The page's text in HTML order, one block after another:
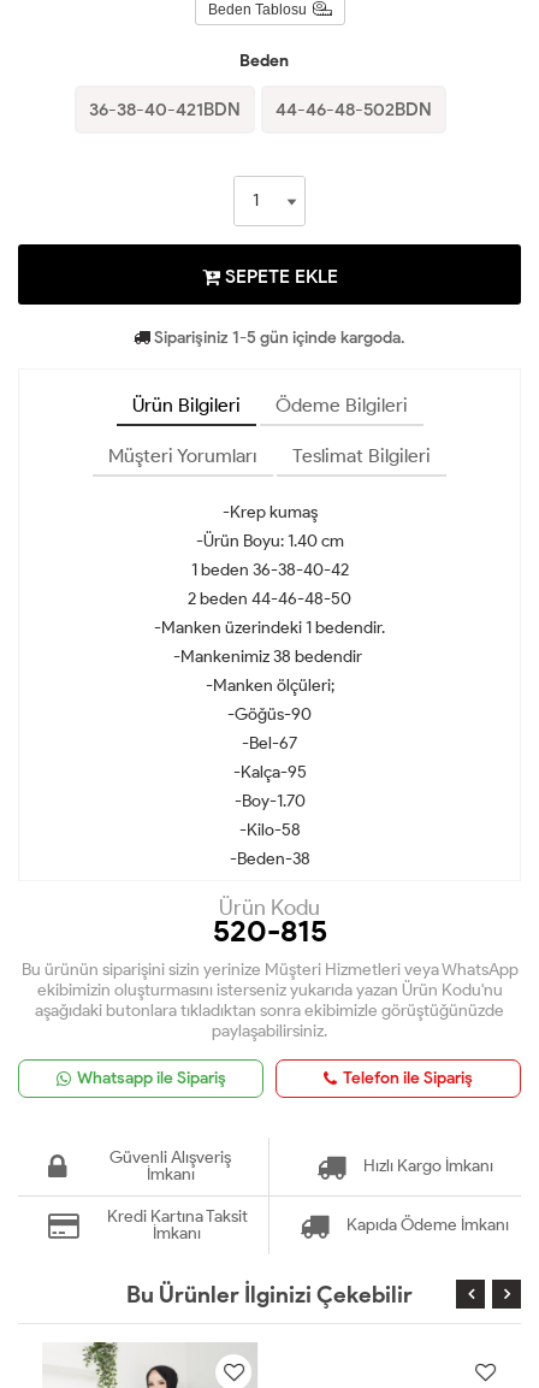
Beden Tablosu
Beden
36-38-40-421BDN 44-46-48-502BDN
SEPETE EKLE
Siparişiniz 1-5 gün içinde kargoda.
Ürün Bilgileri Ödeme Bilgileri
Müşteri Yorumları Teslimat Bilgileri
-Krep kumaş
-Ürün Boyu: 1.40 cm
1 beden 36-38-40-42
2 beden 44-46-48-50
-Manken üzerindeki 1 bedendir.
-Mankenimiz 38 bedendir
-Manken ölçüleri;
-Göğüs-90
-Bel-67
-Kalça-95
-Boy-1.70
-Kilo-58
-Beden-38
Ürün Kodu
520-815
Bu ürünün siparişini sizin yerinize Müşteri Hizmetleri veya WhatsApp
ekibimizin oluşturmasını isterseniz yukarıda yazan Ürün Kodu'nu
aşağıdaki butonlara tıkladıktan sonra ekibimizle görüştüğünüzde
paylaşabilirsiniz.
Whatsapp ile Sipariş Telefon ile Sipariş
Güvenli Alışveriş
İmkanı
Hızlı Kargo İmkanı
Kredi Kartına Taksit
İmkanı
Kapıda Ödeme İmkanı
Bu Ürünler İlginizi Çekebilir